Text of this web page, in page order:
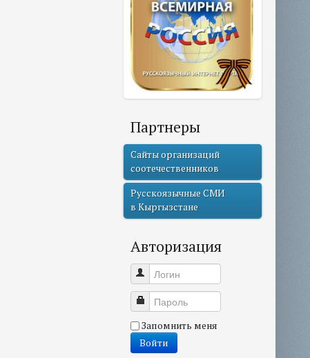
Партнеры
Сайты организаций
соотечественников
Русскоязычные СМИ
в Кыргызстане
Авторизация
Логин
Пароль
Запомнить меня
Войти